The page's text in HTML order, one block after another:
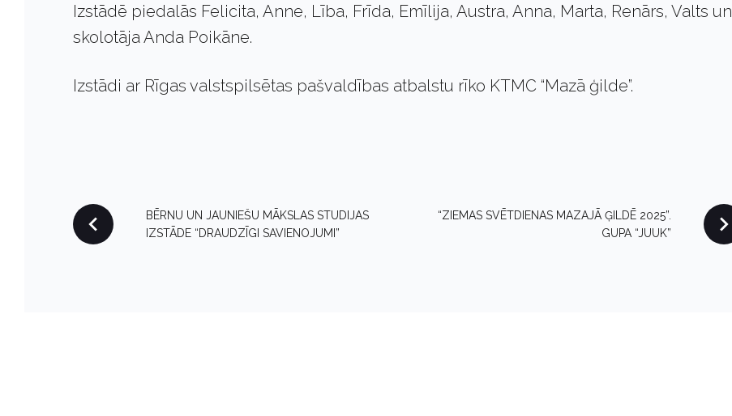
Izstādē piedalās Felicita, Anne, Lība, Frīda, Emīlija, Austra, Anna, Marta, Renārs, Valts un
skolotāja Anda Poikāne.
Izstādi ar Rīgas valstspilsētas pašvaldības atbalstu rīko KTMC “Mazā ģilde”.
P
O
BĒRNU UN JAUNIEŠU MĀKSLAS STUDIJAS
IZSTĀDE “DRAUDZĪGI SAVIENOJUMI”
“ZIEMAS SVĒTDIENAS MAZAJĀ ĢILDĒ 2025”.
GUPA “JUUK”